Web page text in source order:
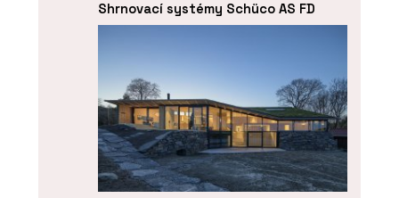
Shrnovací systémy Schüco AS FD